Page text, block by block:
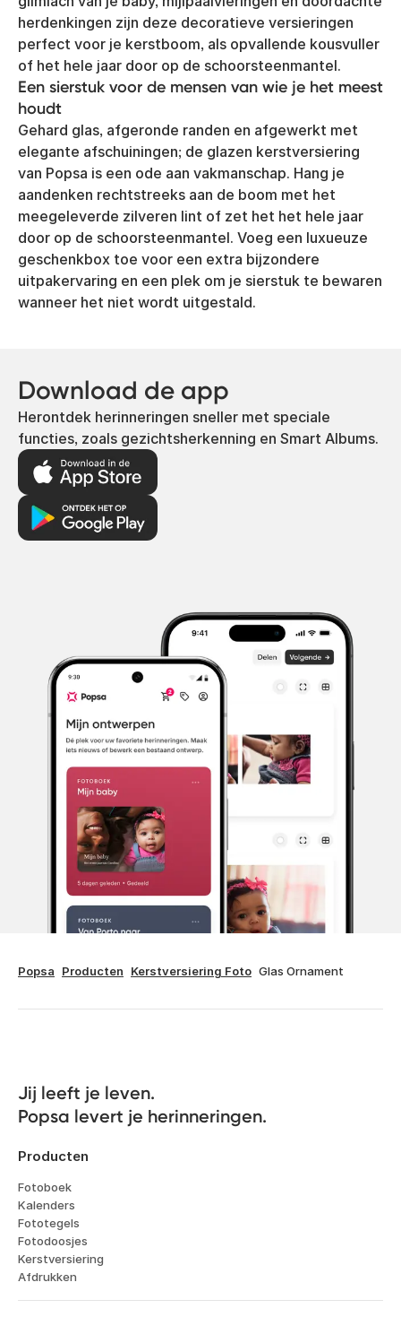
herdenkingen zijn deze decoratieve versieringen
perfect voor je kerstboom, als opvallende kousvuller
of het hele jaar door op de schoorsteenmantel.
Een sierstuk voor de mensen van wie je het meest
houdt
Gehard glas, afgeronde randen en afgewerkt met
elegante afschuiningen; de glazen kerstversiering
van Popsa is een ode aan vakmanschap. Hang je
aandenken rechtstreeks aan de boom met het
meegeleverde zilveren lint of zet het het hele jaar
door op de schoorsteenmantel. Voeg een luxueuze
geschenkbox toe voor een extra bijzondere
uitpakervaring en een plek om je sierstuk te bewaren
wanneer het niet wordt uitgestald.
Download de app
Herontdek herinneringen sneller met speciale
functies, zoals gezichtsherkenning en Smart Albums.
Popsa Producten Kerstversiering Foto Glas Ornament
Jij leeft je leven.
Popsa levert je herinneringen.
Producten
Fotoboek
Kalenders
Fototegels
Fotodoosjes
Kerstversiering
Afdrukken